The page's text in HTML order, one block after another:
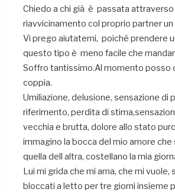
Chiedo a chi già è passata attraverso
riavvicinamento col proprio partner
Vi prego aiutatemi, poiché prendere
questo tipo è meno facile che
Soffro tantissimo.Al momento posso
coppia.
Umiliazione, delusione, sensazione di
riferimento, perdita di
vecchia e brutta, dolore allo stato
immagino la bocca del mio amore che
quella dell altra, costellano la mia
Lui mi grida che mi ama, che mi vuole,
bloccati a letto per tre giorni insieme